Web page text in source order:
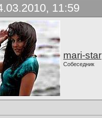
11:59
mari-star
Собеседник